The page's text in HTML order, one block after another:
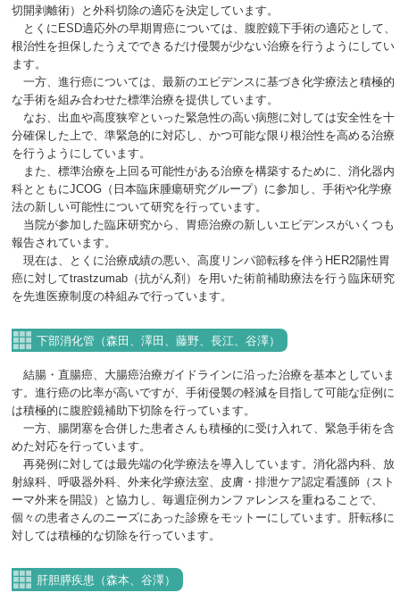
切開剥離術）と外科切除の適応を決定しています。
とくにESD適応外の早期胃癌については、腹腔鏡下手術の適応として、
根治性を担保したうえでできるだけ侵襲が少ない治療を行うようにしてい
ます。
一方、進行癌については、最新のエビデンスに基づき化学療法と積極的
な手術を組み合わせた標準治療を提供しています。
なお、出血や高度狭窄といった緊急性の高い病態に対しては安全性を十
分確保した上で、準緊急的に対応し、かつ可能な限り根治性を高める治療
を行うようにしています。
また、標準治療を上回る可能性がある治療を構築するために、消化器内
科とともにJCOG（日本臨床腫瘍研究グループ）に参加し、手術や化学療
法の新しい可能性について研究を行っています。
当院が参加した臨床研究から、胃癌治療の新しいエビデンスがいくつも
報告されています。
現在は、とくに治療成績の悪い、高度リンパ節転移を伴うHER2陽性胃
癌に対してtrastzumab（抗がん剤）を用いた術前補助療法を行う臨床研究
を先進医療制度の枠組みで行っています。
下部消化管（森田、澤田、藤野、長江、谷澤）
結腸・直腸癌、大腸癌治療ガイドラインに沿った治療を基本としていま
す。進行癌の比率が高いですが、手術侵襲の軽減を目指して可能な症例に
は積極的に腹腔鏡補助下切除を行っています。
一方、腸閉塞を合併した患者さんも積極的に受け入れて、緊急手術を含
めた対応を行っています。
再発例に対しては最先端の化学療法を導入しています。消化器内科、放
射線科、呼吸器外科、外来化学療法室、皮膚・排泄ケア認定看護師（スト
ーマ外来を開設）と協力し、毎週症例カンファレンスを重ねることで、
個々の患者さんのニーズにあった診療をモットーにしています。肝転移に
対しては積極的な切除を行っています。
肝胆膵疾患（森本、谷澤）